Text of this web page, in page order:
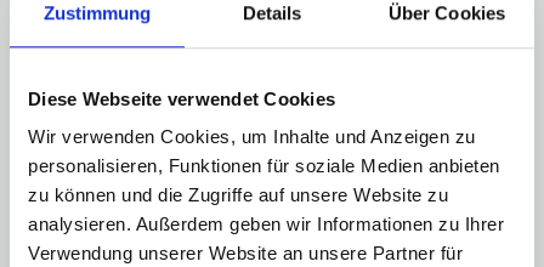
Zustimmung Details Über Cookies
Diese Webseite verwendet Cookies
Wir verwenden Cookies, um Inhalte und Anzeigen zu
personalisieren, Funktionen für soziale Medien anbieten
zu können und die Zugriffe auf unsere Website zu
analysieren. Außerdem geben wir Informationen zu Ihrer
Verwendung unserer Website an unsere Partner für
WASSERSPORT